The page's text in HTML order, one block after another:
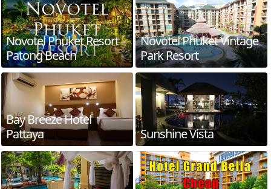
Novotel Phuket Resort –
Patong Beach
Novotel Phuket Vintage
Park Resort
Bay Breeze Hotel
Pattaya
Sunshine Vista